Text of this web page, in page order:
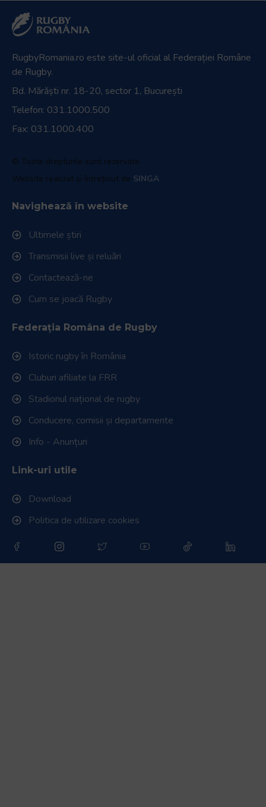
RugbyRomania.ro este site-ul oficial al Federației Române
de Rugby.
Bd. Mărăști nr. 18-20, sector 1, București
Telefon: 031.1000.500
Fax: 031.1000.400
© Toate drepturile sunt rezervate.
Website realizat și întreținut de SINGA
Navighează în website
Ultimele știri
Transmisii live și reluări
Contactează-ne
Cum se joacă Rugby
Federația Româna de Rugby
Istoric rugby în România
Cluburi afiliate la FRR
Stadionul național de rugby
Conducere, comisii și departamente
Info - Anunțuri
Link-uri utile
Download
Politica de utilizare cookies